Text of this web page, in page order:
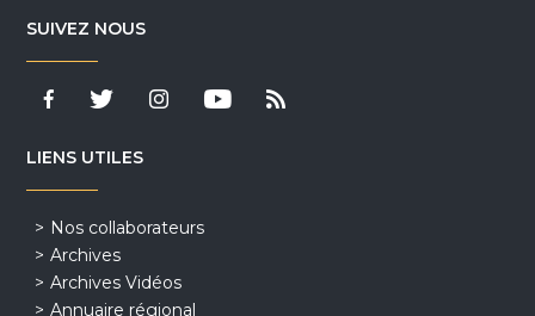
SUIVEZ NOUS
LIENS UTILES
Nos collaborateurs
Archives
Archives Vidéos
Annuaire régional